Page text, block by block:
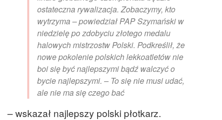
ostateczna rywalizacja. Zobaczymy, kto
wytrzyma – powiedział PAP Szymański w
niedzielę po zdobyciu złotego medalu
halowych mistrzostw Polski. Podkreślił, że
nowe pokolenie polskich lekkoatletów nie
boi się być najlepszymi bądź walczyć o
bycie najlepszymi. – To się nie musi udać,
ale nie ma się czego bać
– wskazał najlepszy polski płotkarz.